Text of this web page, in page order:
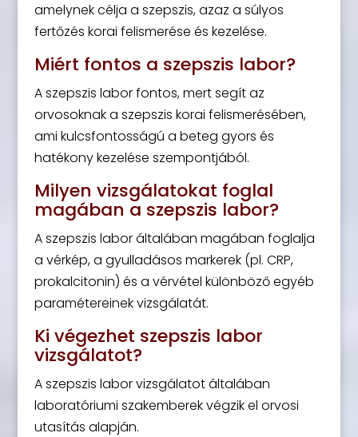
amelynek célja a szepszis, azaz a súlyos
fertőzés korai felismerése és kezelése.
Miért fontos a szepszis labor?
A szepszis labor fontos, mert segít az
orvosoknak a szepszis korai felismerésében,
ami kulcsfontosságú a beteg gyors és
hatékony kezelése szempontjából.
Milyen vizsgálatokat foglal
magában a szepszis labor?
A szepszis labor általában magában foglalja
a vérkép, a gyulladásos markerek (pl. CRP,
prokalcitonin) és a vérvétel különböző egyéb
paramétereinek vizsgálatát.
Ki végezhet szepszis labor
vizsgálatot?
A szepszis labor vizsgálatot általában
laboratóriumi szakemberek végzik el orvosi
utasítás alapján.